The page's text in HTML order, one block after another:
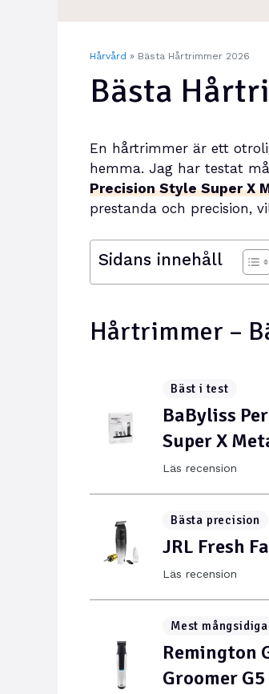
Hårvård » Bästa Hårtrimmer 2026
Bästa
En hårtrimmer är ett
hemma. Jag har testat
Precision Style Super X
prestanda och precision,
Sidans innehåll
Hårtrimmer –
Bäst i test
BaByliss
Super X
Läs recension
Bästa precision
JRL Fresh
Läs recension
Mest mångsidiga
Remington
Groomer G5